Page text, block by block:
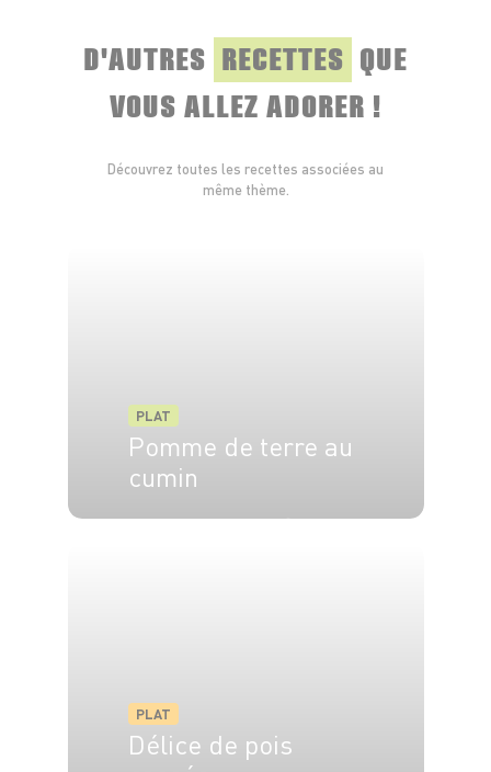
D'AUTRES RECETTES QUE
VOUS ALLEZ ADORER !
Découvrez toutes les recettes associées au
même thème.
PLAT
Pomme de terre au
cumin
PLAT
Délice de pois